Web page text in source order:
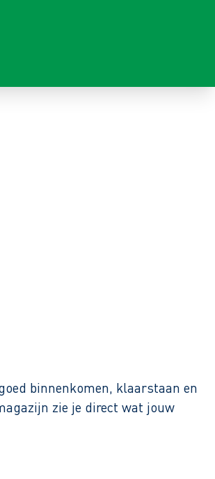
binnenkomen, klaarstaan en
zie je direct wat jouw